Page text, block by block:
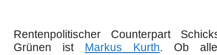
Rentenpolitischer Counterpart
Grünen ist Markus Kurth. Ob